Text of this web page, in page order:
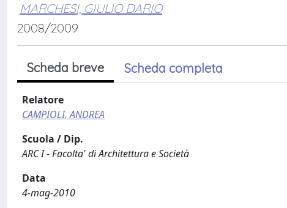
MARCHESI, GIULIO DARIO
2008/2009
Scheda breve Scheda completa
Relatore
CAMPIOLI, ANDREA
Scuola / Dip.
ARC I - Facolta' di Architettura e Società
Data
4-mag-2010